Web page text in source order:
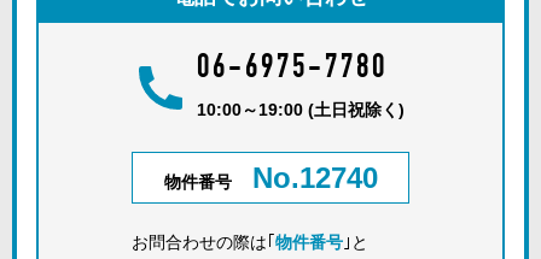
06-6975-7780
10:00～19:00 (土日祝除く)
物件番号 No.12740
お問合わせの際は｢ 物件番号 ｣と